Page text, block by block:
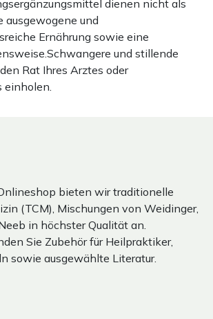
dienen nicht als
ausgewogene und
Ernährung sowie eine
und stillende
Rat Ihres Arztes oder
einholen.
bieten wir traditionelle
(TCM), Mischungen von Weidinger,
in höchster Qualität an.
Sie Zubehör für Heilpraktiker,
sowie ausgewählte Literatur.